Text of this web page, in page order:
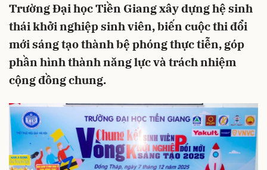
Trường Đại học Tiền Giang xây dựng hệ sinh
thái khởi nghiệp sinh viên, biến cuộc thi đổi
mới sáng tạo thành bệ phóng thực tiễn, góp
phần hình thành năng lực và trách nhiệm
cộng đồng chung.
Hủy